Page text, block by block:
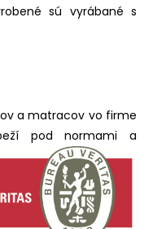
sú vyrábané s
a matracov vo firme
pod normami a